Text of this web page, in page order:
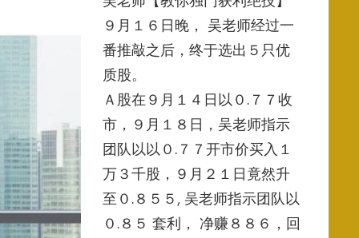
９月１６日晚， 吴老师经过一
番推敲之后，终于选出５只优
质股。
Ａ股在９月１４日以０.７７收
市，９月１８日， 吴老师指示
团队以以０.７７开市价买入１
万３千股，９月２１日竟然升
至０.８５５, 吴老师指示团队以
０.８５ 套利， 净赚８８６，回